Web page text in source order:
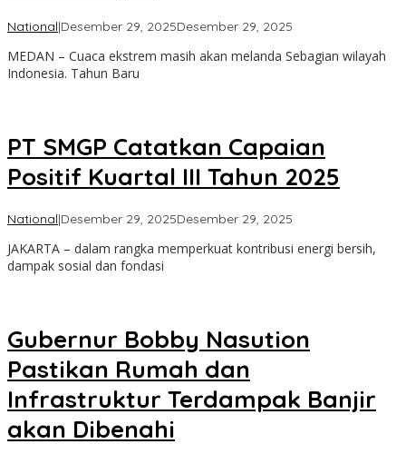
National|Desember 29, 2025Desember 29, 2025
MEDAN – Cuaca ekstrem masih akan melanda Sebagian wilayah
Indonesia. Tahun Baru
PT SMGP Catatkan Capaian
Positif Kuartal III Tahun 2025
National|Desember 29, 2025Desember 29, 2025
JAKARTA – dalam rangka memperkuat kontribusi energi bersih,
dampak sosial dan fondasi
Gubernur Bobby Nasution
Pastikan Rumah dan
Infrastruktur Terdampak Banjir
akan Dibenahi